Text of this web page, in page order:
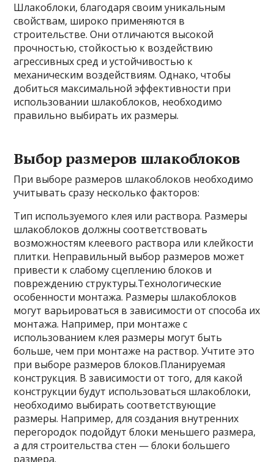
Шлакоблоки, благодаря своим уникальным
свойствам, широко применяются в
строительстве. Они отличаются высокой
прочностью, стойкостью к воздействию
агрессивных сред и устойчивостью к
механическим воздействиям. Однако, чтобы
добиться максимальной эффективности при
использовании шлакоблоков, необходимо
правильно выбирать их размеры.
Выбор размеров шлакоблоков
При выборе размеров шлакоблоков необходимо
учитывать сразу несколько факторов:
Тип используемого клея или раствора. Размеры
шлакоблоков должны соответствовать
возможностям клеевого раствора или клейкости
плитки. Неправильный выбор размеров может
привести к слабому сцеплению блоков и
повреждению структуры.Технологические
особенности монтажа. Размеры шлакоблоков
могут варьироваться в зависимости от способа их
монтажа. Например, при монтаже с
использованием клея размеры могут быть
больше, чем при монтаже на раствор. Учтите это
при выборе размеров блоков.Планируемая
конструкция. В зависимости от того, для какой
конструкции будут использоваться шлакоблоки,
необходимо выбирать соответствующие
размеры. Например, для создания внутренних
перегородок подойдут блоки меньшего размера,
а для строительства стен — блоки большего
размера.